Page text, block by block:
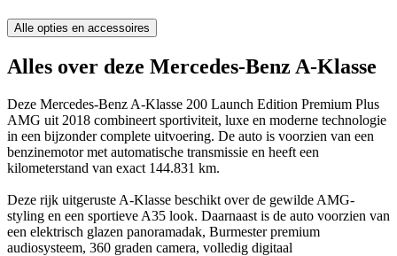
Alle opties en accessoires
Alles over deze Mercedes-Benz A-Klasse
Deze Mercedes-Benz A-Klasse 200 Launch Edition Premium Plus
AMG uit 2018 combineert sportiviteit, luxe en moderne technologie
in een bijzonder complete uitvoering. De auto is voorzien van een
benzinemotor met automatische transmissie en heeft een
kilometerstand van exact 144.831 km.
Deze rijk uitgeruste A-Klasse beschikt over de gewilde AMG-
styling en een sportieve A35 look. Daarnaast is de auto voorzien van
een elektrisch glazen panoramadak, Burmester premium
audiosysteem, 360 graden camera, volledig digitaal